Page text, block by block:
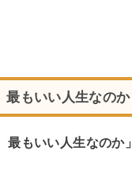
最もいい人生なのか
最もいい人生なのか」